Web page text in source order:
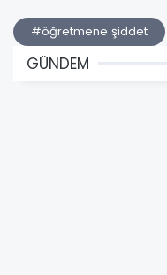
#öğretmene şiddet
GÜNDEM